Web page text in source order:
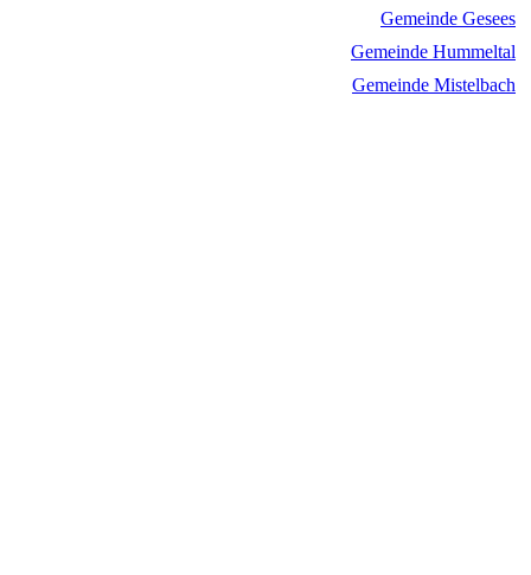
Gemeinde Gesees
Gemeinde Hummeltal
Gemeinde Mistelbach